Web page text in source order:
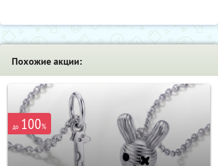
Похожие акции:
до 100%